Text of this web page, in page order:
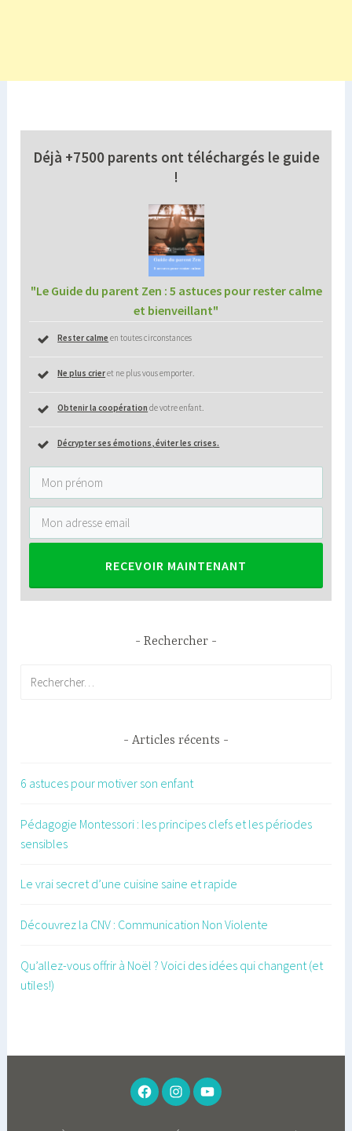
Déjà +7500 parents ont téléchargés le guide
!
"Le Guide du parent Zen : 5 astuces pour rester calme
et bienveillant"
Rester calme en toutes circonstances
Ne plus crieret ne plus vous emporter.
Obtenir la coopération de votre enfant.
Décrypter ses émotions,éviter les crises.
RECEVOIR MAINTENANT
Rechercher
Articles récents
6 astuces pour motiver son enfant
Pédagogie Montessori : les principes clefs et les périodes
sensibles
Le vrai secret d’une cuisine saine et rapide
Découvrez la CNV : Communication Non Violente
Qu’allez-vous offrir à Noël ? Voici des idées qui changent (et
utiles!)
FACEBOOK
INSTAGRAM
YOUTUBE